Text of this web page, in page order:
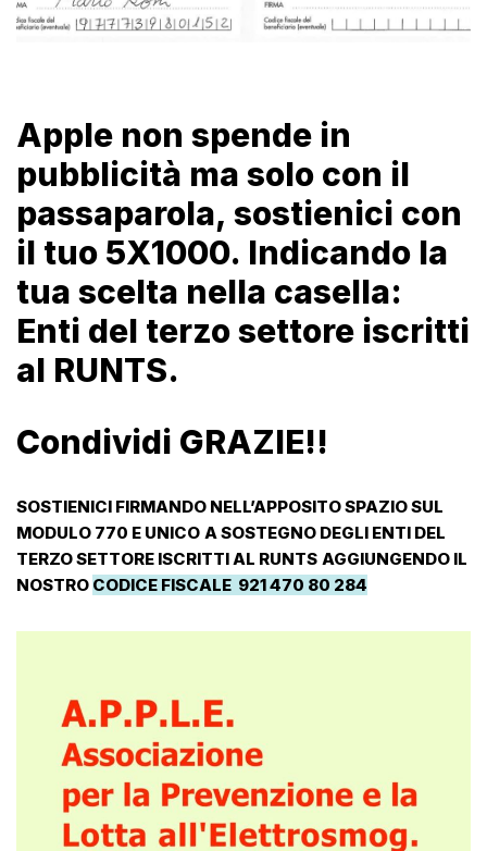
Apple non spende in
pubblicità ma solo con il
passaparola, sostienici con
il tuo 5X1000. Indicando la
tua scelta nella casella:
Enti del terzo settore iscritti
al RUNTS.
Condividi GRAZIE!!
SOSTIENICI FIRMANDO NELL’APPOSITO SPAZIO SUL
MODULO 770 E UNICO A SOSTEGNO DEGLI ENTI DEL
TERZO SETTORE ISCRITTI AL RUNTS AGGIUNGENDO IL
NOSTRO CODICE FISCALE 921 470 80 284